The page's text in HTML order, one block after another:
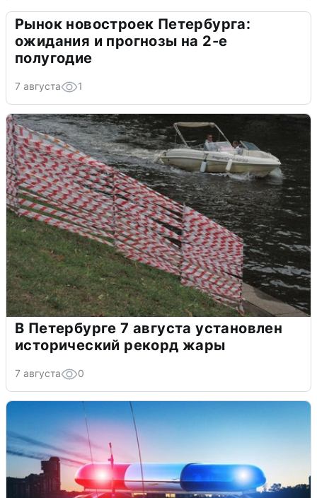
Рынок новостроек Петербурга:
ожидания и прогнозы на 2-е
полугодие
7 августа 1
В Петербурге 7 августа установлен
исторический рекорд жары
7 августа 0